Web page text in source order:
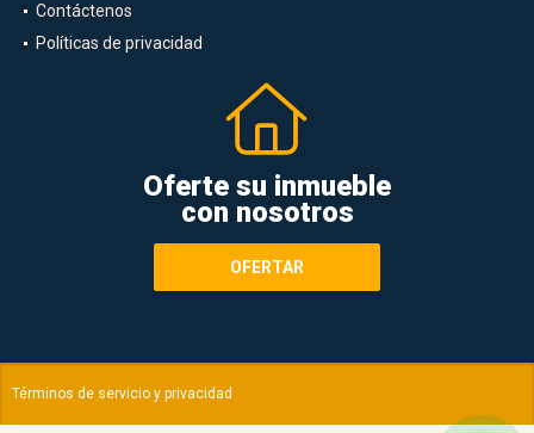
Contáctenos
Políticas de privacidad
Oferte su inmueble
con nosotros
OFERTAR
Términos de servicio y privacidad